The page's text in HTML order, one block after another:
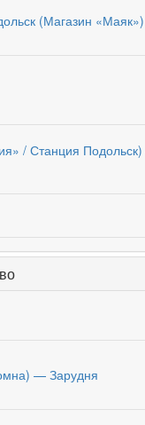
(Магазин «Маяк»)
/ Станция
— Зарудня